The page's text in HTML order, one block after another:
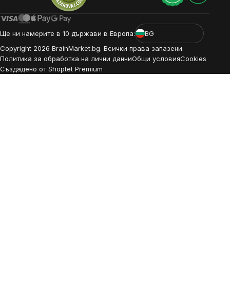
Ще ни намерите в 10 държави в Европа:
BG
Copyright 2026 BrainMarket.bg. Всички права запазени.
Политика за обработка на лични данниОбщи условияCookies
Създадено от Shoptet Premium